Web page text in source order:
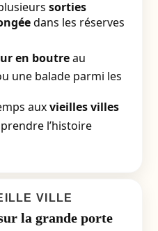
sorties
dans les réserves
en boutreau
une balade parmi les
auxvieilles villes
l’histoire
VILLE
la grande porte